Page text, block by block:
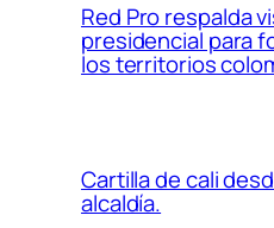
Red Pro respalda
presidencial para
los territorios
Cartilla de cali
alcaldía.